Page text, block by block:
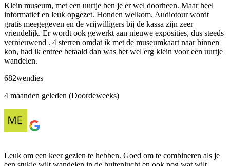
Klein museum, met een uurtje ben je er wel doorheen. Maar heel
informatief en leuk opgezet. Honden welkom. Audiotour wordt
gratis meegegeven en de vrijwilligers bij de kassa zijn zeer
vriendelijk. Er wordt ook gewerkt aan nieuwe exposities, dus steeds
vernieuwend . 4 sterren omdat ik met de museumkaart naar binnen
kon, had ik entree betaald dan was het wel erg klein voor een uurtje
wandelen.
682wendies
4 maanden geleden (Doordeweeks)
Leuk om een keer gezien te hebben. Goed om te combineren als je